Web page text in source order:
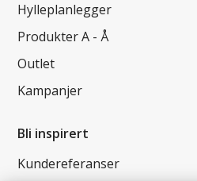
Hylleplanlegger
Produkter A - Å
Outlet
Kampanjer
Bli inspirert
Kundereferanser